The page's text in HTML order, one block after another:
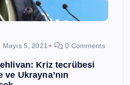
Mayıs 5, 2021 0 Comments
Kriz tecrübesi
Ukrayna’nın